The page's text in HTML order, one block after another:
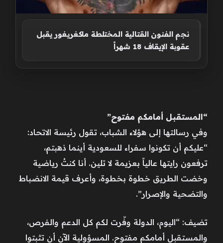
نجم الفنون القتالية المختلطة ماكغريغور يقبل
عقوبة الإيقاف 18 شهراً
“المستقبل أمامكم مفتوح”
وفي رسالتها إلى هؤلاء الشباب، تقول رئيسة الاتحاد:
“عليكم أن تكونوا سفراء للسعودية أينما ذهبتم،
ترفعون رايتها عالياً بعزيمة لا تلين. أنا كنتُ رياضية
وخضت الطريق خطوة بخطوة، وأعرف قيمة الانضباط
والتضحية والإصرار”.
تضيف: “اليوم، الدولة وفّرت لكم كل الدعم والفرص،
والمستقبل أمامكم مفتوح. المسؤولية الآن أن تثبتوا